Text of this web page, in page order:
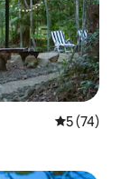
5 (74)